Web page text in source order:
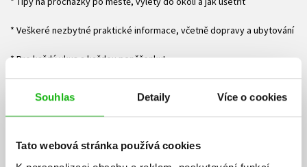
Souhlas Detaily Více o cookies
Tato webová stránka používá cookies
* Veškeré nezbytné praktické informace, včetně dopravy a ubytování
* Pro každý vkus a každou peněženku!
Ke stažení